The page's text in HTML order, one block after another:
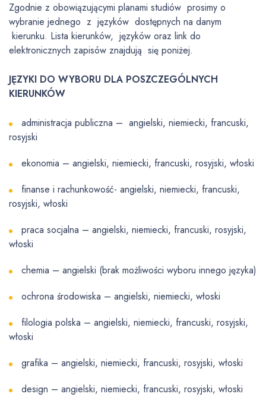
Zgodnie z obowiązującymi planami studiów prosimy o
wybranie jednego z języków dostępnych na danym
kierunku. Lista kierunków, języków oraz link do
elektronicznych zapisów znajdują się poniżej.
JĘZYKI DO WYBORU DLA POSZCZEGÓLNYCH
KIERUNKÓW
administracja publiczna – angielski, niemiecki, francuski,
rosyjski
ekonomia – angielski, niemiecki, francuski, rosyjski, włoski
finanse i rachunkowość- angielski, niemiecki, francuski,
rosyjski, włoski
praca socjalna – angielski, niemiecki, francuski, rosyjski,
włoski
chemia – angielski (brak możliwości wyboru innego języka)
ochrona środowiska – angielski, niemiecki, włoski
filologia polska – angielski, niemiecki, francuski, rosyjski,
włoski
grafika – angielski, niemiecki, francuski, rosyjski, włoski
design – angielski, niemiecki, francuski, rosyjski, włoski